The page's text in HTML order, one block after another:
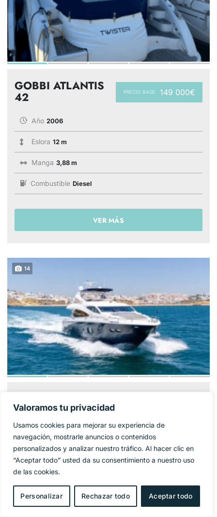
Valoramos tu privacidad
Usamos cookies para mejorar su experiencia de
navegación, mostrarle anuncios o contenidos
personalizados y analizar nuestro tráfico. Al hacer clic en
“Aceptar todo” usted da su consentimiento a nuestro uso
de las cookies.
Personalizar Rechazar todo Aceptar todo
PRECIO BASE: 149 000€
GOBBI ATLANTIS
42
Año 2006
Eslora 12 m
Manga 3,88 m
Combustible Diesel
VER MÁS
14
YACHT
Año 2009
27 m
Manga 6,4 m
Combustible Diesel